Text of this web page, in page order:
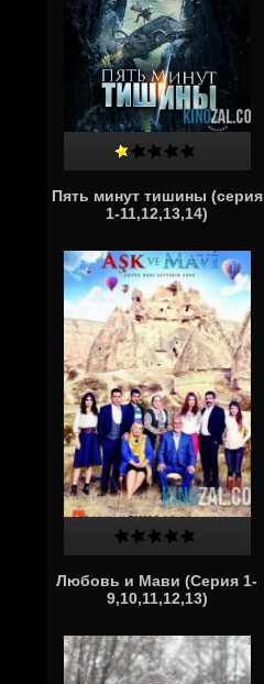
Пять минут тишины (серия
1-11,12,13,14)
Любовь и Мави (Серия 1-
9,10,11,12,13)